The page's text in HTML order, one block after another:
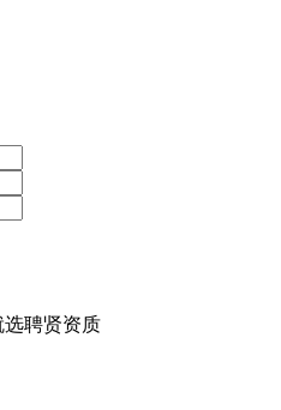
选聘贤资质